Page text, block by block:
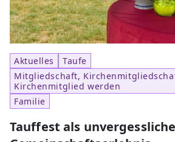
Aktuelles
Taufe
Mitgliedschaft,
Kirchenmitglied werden
Familie
Tauffest als